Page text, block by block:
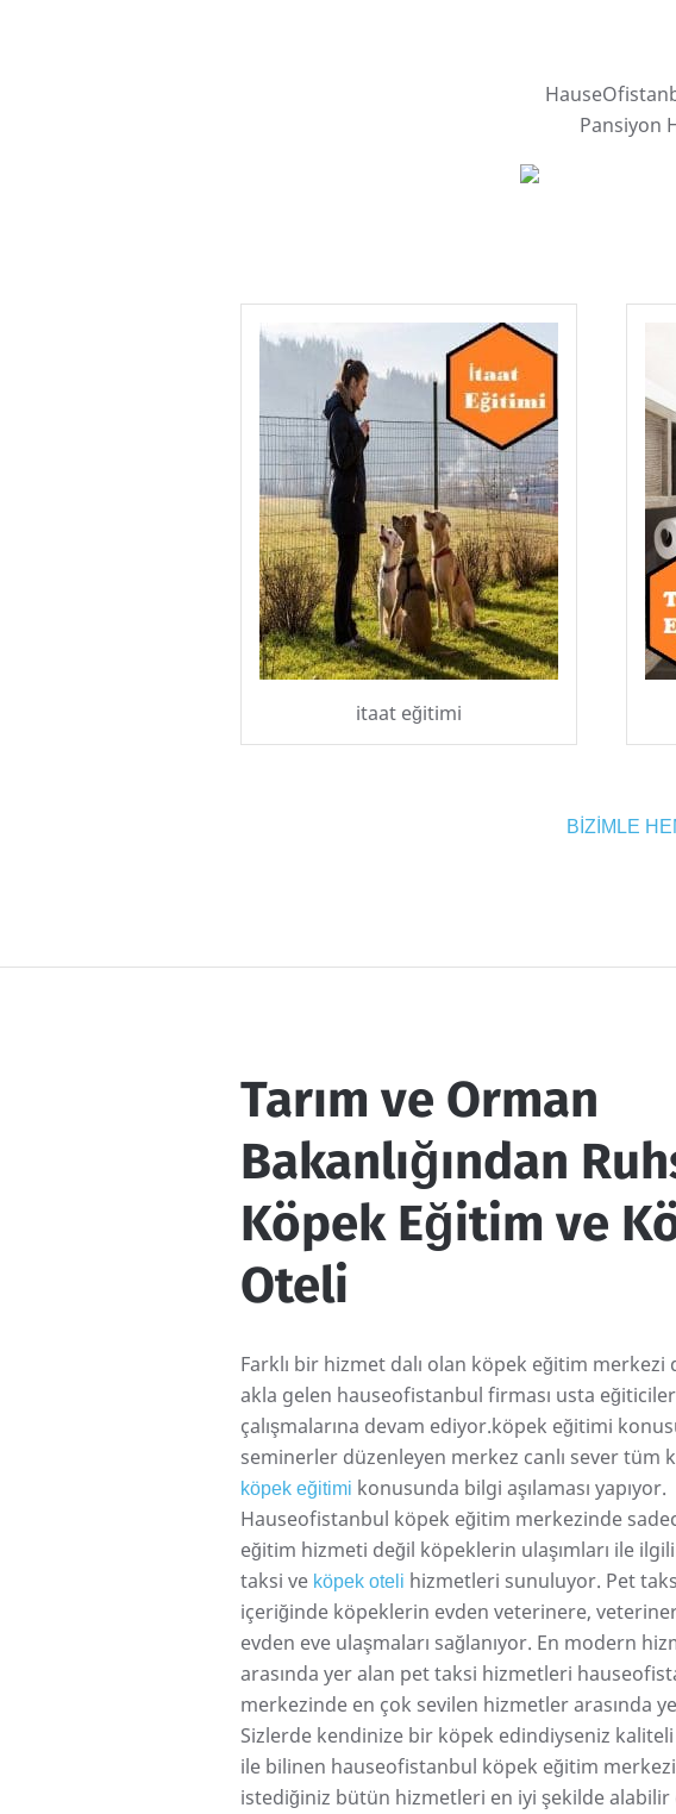
Pansiyon
itaat eğitimi
BİZİMLE
Tarım ve Orman
Bakanlığından
Köpek Eğitim ve
Oteli
Farklı bir hizmet dalı olan köpek eğitim merkezi
akla gelen hauseofistanbul firması usta
çalışmalarına devam ediyor.köpek eğitimi
seminerler düzenleyen merkez canlı sever tüm
köpek eğitimi konusunda bilgi aşılaması yapıyor.
Hauseofistanbul köpek eğitim merkezinde
eğitim hizmeti değil köpeklerin ulaşımları ile
taksi ve köpek oteli hizmetleri sunuluyor. Pet
içeriğinde köpeklerin evden veterinere,
evden eve ulaşmaları sağlanıyor. En modern
arasında yer alan pet taksi hizmetleri
merkezinde en çok sevilen hizmetler arasında
Sizlerde kendinize bir köpek edindiyseniz kaliteli
ile bilinen hauseofistanbul köpek eğitim
istediğiniz bütün hizmetleri en iyi şekilde alabilir